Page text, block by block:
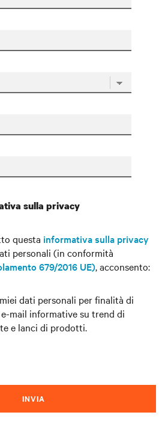
sulla privacy
questa informativa sulla privacy
personali (in conformità
679/2016 UE), acconsento:
dati personali per finalità di
mail informative su trend di
e lanci di prodotti.
INVIA